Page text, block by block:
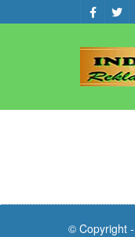
© Copyright -